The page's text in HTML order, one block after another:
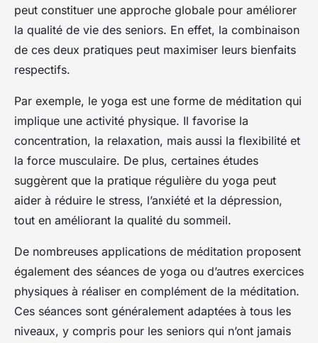
peut constituer une approche globale pour améliorer
la qualité de vie des seniors. En effet, la combinaison
de ces deux pratiques peut maximiser leurs bienfaits
respectifs.
Par exemple, le yoga est une forme de méditation qui
implique une activité physique. Il favorise la
concentration, la relaxation, mais aussi la flexibilité et
la force musculaire. De plus, certaines études
suggèrent que la pratique régulière du yoga peut
aider à réduire le stress, l’anxiété et la dépression,
tout en améliorant la qualité du sommeil.
De nombreuses applications de méditation proposent
également des séances de yoga ou d’autres exercices
physiques à réaliser en complément de la méditation.
Ces séances sont généralement adaptées à tous les
niveaux, y compris pour les seniors qui n’ont jamais